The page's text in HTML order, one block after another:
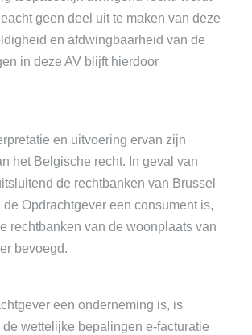
geen deel uit te maken van deze
en afdwingbaarheid van de
in deze AV blijft hierdoor
en uitvoering ervan zijn
het Belgische recht. In geval van
de rechtbanken van Brussel
de Opdrachtgever een consument is,
rechtbanken van de woonplaats van
bevoegd.
een onderneming is, is
wettelijke bepalingen e-facturatie